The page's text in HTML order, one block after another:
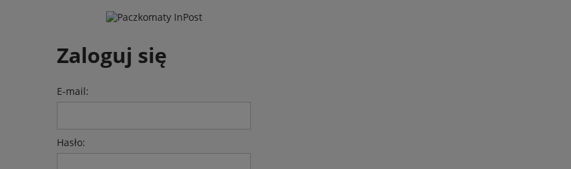
Zaloguj się
E-mail:
Hasło: